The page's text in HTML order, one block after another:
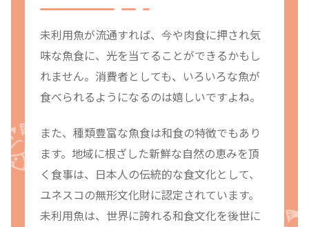
未利用魚が流通すれば、今や肉食に押され気
味な魚食に、光を当てることができるかもし
れません。消費者としても、いろいろな魚が
食べられるようになるのは嬉しいですよね。
また、種類豊富な魚食は和食の特徴でもあり
ます。地域に根ざした新鮮な自然の恵みを頂
く食事は、日本人の伝統的な食文化として、
ユネスコの無形文化財に認定されています。
未利用魚は、世界に誇れる和食文化を後世に